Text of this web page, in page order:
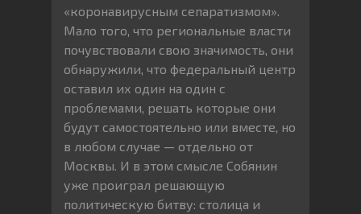
«коронавирусным сепаратизмом».
Мало того, что региональные власти
почувствовали свою значимость, они
обнаружили, что федеральный центр
оставил их один на один с
проблемами, решать которые они
будут самостоятельно или вместе, но
в любом случае — отдельно от
Москвы. И в этом смысле Собянин
уже проиграл решающую
политическую битву: столица и